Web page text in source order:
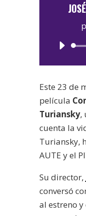
Este 23 de
película
Turiansky,
cuenta la
Turiansky,
AUTE y el
Su director,
conversó
al estreno